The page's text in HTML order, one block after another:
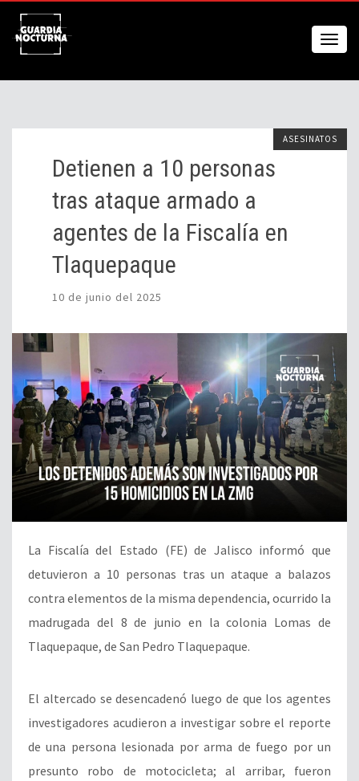
ASESINATOS
Detienen a 10 personas
tras ataque armado a
agentes de la Fiscalía en
Tlaquepaque
10 de junio del 2025
La Fiscalía del Estado (FE) de Jalisco informó que
detuvieron a 10 personas tras un ataque a balazos
contra elementos de la misma dependencia, ocurrido la
madrugada del 8 de junio en la colonia Lomas de
Tlaquepaque, de San Pedro Tlaquepaque.
El altercado se desencadenó luego de que los agentes
investigadores acudieron a investigar sobre el reporte
de una persona lesionada por arma de fuego por un
presunto robo de motocicleta; al arribar, fueron